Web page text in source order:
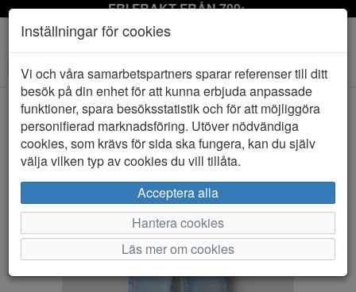
FRI FRAKT FRÅN 799:-
Toggle
navigation
HEM NAME IT
Inställningar för cookies
Vi och våra samarbetspartners sparar referenser till ditt
besök på din enhet för att kunna erbjuda anpassade
funktioner, spara besöksstatistik och för att möjliggöra
personifierad marknadsföring. Utöver nödvändiga
cookies, som krävs för sida ska fungera, kan du själv
välja vilken typ av cookies du vill tillåta.
Acceptera alla
Hantera cookies
Läs mer om cookies